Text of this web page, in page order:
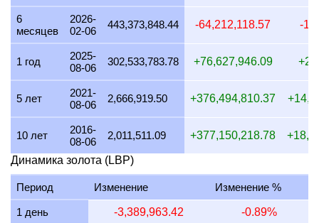
20 июля 2026 358,236,298.79
19 июля 2026
18 июля 2026 359,212,391.13 8,661,508.78
17 июля 2026 359,530,312.80
16 июля 2026
15 июля 2026 364,032,703.80 8,777,738.57
14 июля 2026 364,087,905.57
13 июля 2026 358,525,410.42 8,644,943.96
12 июля 2026 368,907,502.49 8,895,282.15
6
месяцев
2026-
02-06
443,373,848.44 -64,212,118.57 -
1 год
2025-
08-06
302,533,783.78 +76,627,946.09
5 лет
2021-
08-06
2,666,919.50 +376,494,810.37
10 лет
2016-
08-06
2,011,511.09 +377,150,218.78
Динамика золота (LBP)
Период Изменение Изменение %
1 день -3,389,963.42 -0.89%